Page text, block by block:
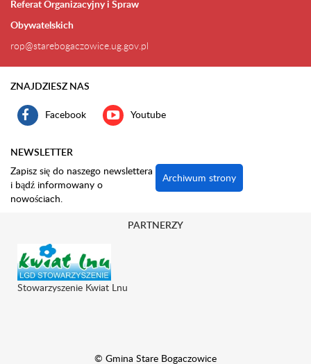
Referat Organizacyjny i Spraw
Obywatelskich
rop@starebogaczowice.ug.gov.pl
ZNAJDZIESZ NAS
Facebook Youtube
NEWSLETTER
Zapisz się do naszego newslettera
i bądź informowany o
nowościach.
Archiwum strony
© Gmina Stare Bogaczowice
PARTNERZY
Stowarzyszenie Kwiat Lnu